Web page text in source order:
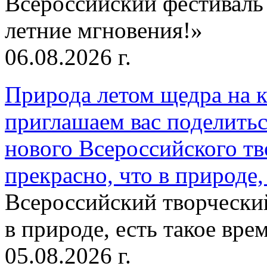
летние мгновения!»
06.08.2026 г.
Природа летом щедра на
приглашаем вас
нового Всероссийского
прекрасно, что в
Всероссийский
в природе, есть такое
05.08.2026 г.